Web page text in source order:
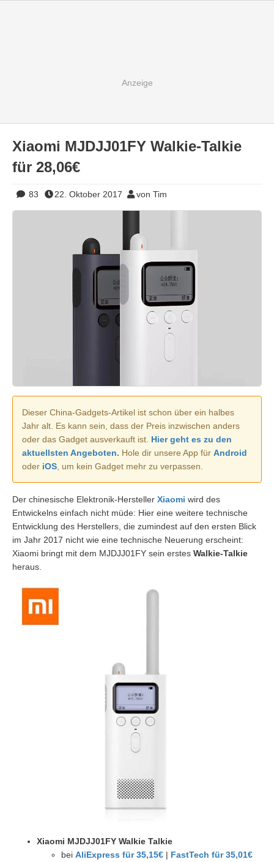
Xiaomi MJDJJ01FY Walkie-Talkie
für 28,06€
83 22. Oktober 2017 von Tim
Dieser China-Gadgets-Artikel ist schon über ein halbes
Jahr alt. Es kann sein, dass der Preis inzwischen anders
oder das Gadget ausverkauft ist. Hier geht es zu den
aktuellsten Angeboten. Hole dir unsere App für Android
oder iOS , um kein Gadget mehr zu verpassen.
Der chinesische Elektronik-Hersteller Xiaomi wird des
Entwickelns einfach nicht müde: Hier eine weitere technische
Entwicklung des Herstellers, die zumindest auf den ersten Blick
im Jahr 2017 nicht wie eine technische Neuerung erscheint:
Xiaomi bringt mit dem MJDJJ01FY sein erstes Walkie-Talkie
heraus.
Xiaomi MJDJJ01FY Walkie Talkie
bei AliExpress für 35,15€ | FastTech für 35,01€